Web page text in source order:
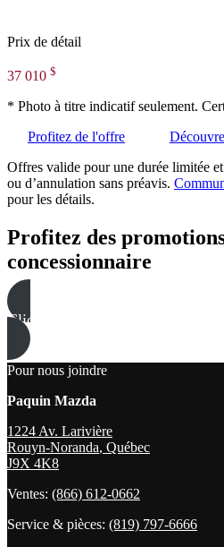
Prix de détail
37 010 $
* Photo à titre indicatif seulement.
Profitez de l'offre
Offres valide pour une durée limitée
ou d’annulation sans préavis.
pour les détails.
Profitez des
concessionnaire
Cliquez ici
Pour nous joindre
Paquin Mazda
1224 Av. Larivière
Rouyn-Noranda, Québec
J9X 4K8
Ventes: (866) 612-0662
Service & pièces: (819) 797-6666